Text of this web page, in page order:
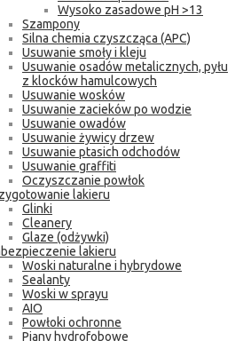
Wysoko zasadowe pH >13
Szampony
Silna chemia czyszcząca (APC)
Usuwanie smoły i kleju
Usuwanie osadów metalicznych, pyłu
z klocków hamulcowych
Usuwanie wosków
Usuwanie zacieków po wodzie
Usuwanie owadów
Usuwanie żywicy drzew
Usuwanie ptasich odchodów
Usuwanie graffiti
Oczyszczanie powłok
lakieru
Glinki
Cleanery
Glaze (odżywki)
lakieru
Woski naturalne i hybrydowe
Sealanty
Woski w sprayu
AIO
Powłoki ochronne
Piany hydrofobowe